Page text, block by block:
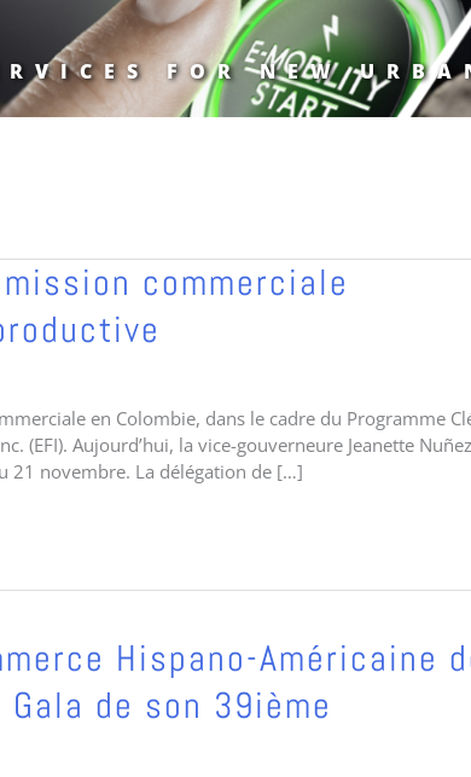
FOR NEW
commerciale
en Colombie, dans le cadre du Programme
(EFI). Aujourd’hui, la vice-gouverneure Jeanette
21 novembre. La délégation de […]
Hispano-Américaine
de son 39ième